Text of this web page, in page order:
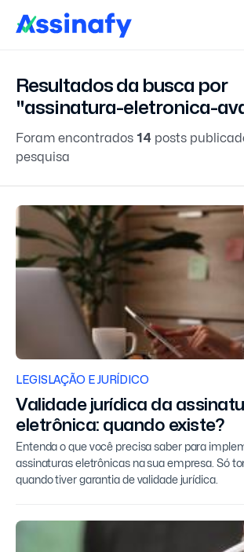
Resultados da busca por
"assinatura-eletronica-
Foram encontrados 14 posts
pesquisa
LEGISLAÇÃO E JURÍDICO
Validade jurídica da
eletrônica: quando existe?
Entenda o que você precisa saber para
assinaturas eletrônicas na sua empresa. Só
quando tiver garantia de validade jurídica.